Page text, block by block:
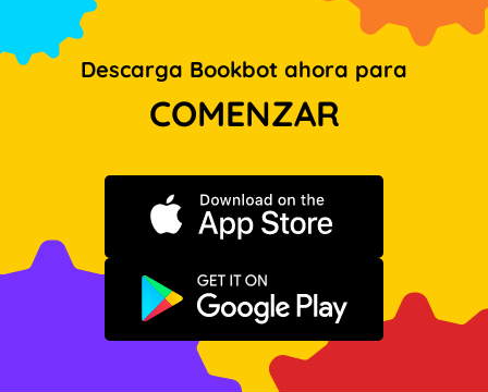
Descarga Bookbot ahora para
COMENZAR
Descargar en App Store
Disponible en Google Play